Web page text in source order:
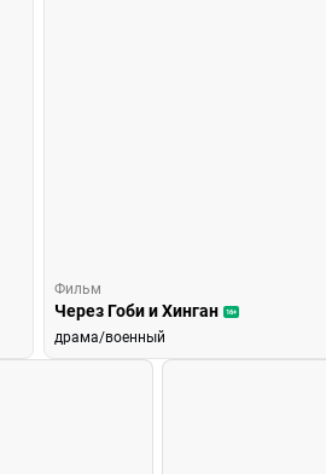
Фильм
Через Гоби и Хинган 16+
драма/военный